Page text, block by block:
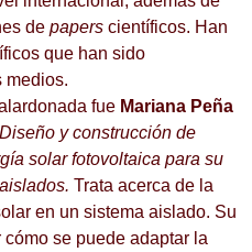
de papers científicos. Han
que han sido
medios.
fue Mariana Peña
Diseño y construcción de
solar fotovoltaica para su
Trata acerca de la
en un sistema aislado. Su
se puede adaptar la